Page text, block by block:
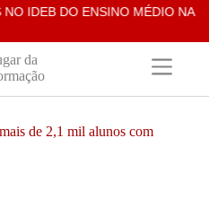
IDEB DO ENSINO MÉDIO NA
da
de 2,1 mil alunos com